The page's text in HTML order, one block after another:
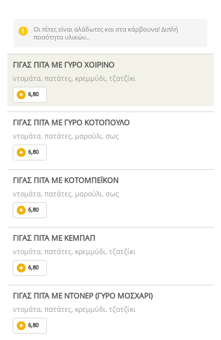
Οι πίτες είναι αλάδωτες και στα κάρβουνα! Διπλή
ποσότητα υλικών...
ΓΙΓΑΣ ΠΙΤΑ ΜΕ ΓΥΡΟ ΧΟΙΡΙΝΟ
ντομάτα, πατάτες, κρεμμύδι, τζατζίκι
6,80
ΓΙΓΑΣ ΠΙΤΑ ΜΕ ΓΥΡΟ ΚΟΤΟΠΟΥΛΟ
ντομάτα, πατάτες, μαρούλι, σως
6,80
ΓΙΓΑΣ ΠΙΤΑ ΜΕ ΚΟΤΟΜΠΕΪΚΟΝ
ντομάτα, πατάτες, μαρούλι, σως
6,80
ΓΙΓΑΣ ΠΙΤΑ ΜΕ ΚΕΜΠΑΠ
ντομάτα, πατάτες, κρεμμύδι, τζατζίκι
6,80
ΓΙΓΑΣ ΠΙΤΑ ΜΕ ΝΤΟΝΕΡ (ΓΥΡΟ ΜΟΣΧΑΡΙ)
ντομάτα, πατάτες, κρεμμύδι, τζατζίκι
6,80